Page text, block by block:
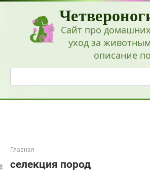
Перейти
Сайт про
уход за
описание
Поиск:
Главная
селекция пород